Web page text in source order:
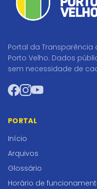
Portal da Transparência
Porto Velho. Dados
sem necessidade de
Facebook
Instagram
YouTube
PORTAL
Início
Arquivos
Glossário
Horário de